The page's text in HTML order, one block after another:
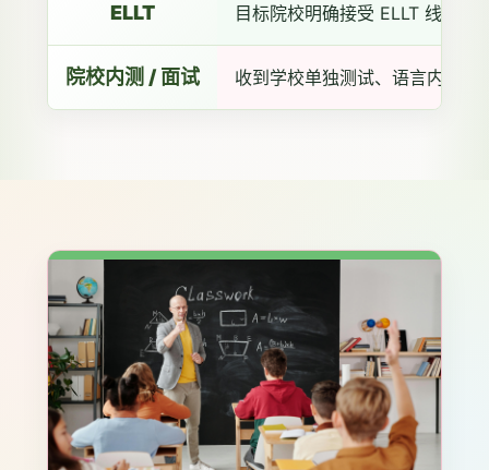
ELLT 目标院校明确接受 ELLT 线上语
院校内测 / 面试 收到学校单独测试、语言内测